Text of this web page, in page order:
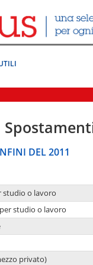
DEL 2011
studio o lavoro
studio o lavoro
privato)